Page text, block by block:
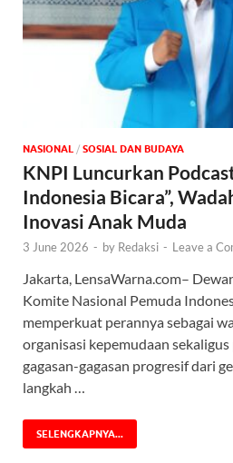
NASIONAL / SOSIAL DAN BUDAYA
KNPI Luncurkan
Indonesia Bicara”,
Inovasi Anak Muda
3 June 2026 - by Redaksi - Leave a
Jakarta, LensaWarna.com–
Komite Nasional Pemuda
memperkuat perannya sebagai
organisasi kepemudaan
gagasan-gagasan progresif dari
langkah …
SELENGKAPNYA...